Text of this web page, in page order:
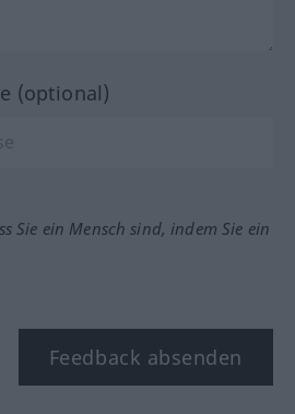
(optional)
Sie ein Mensch sind, indem Sie ein
Feedback absenden